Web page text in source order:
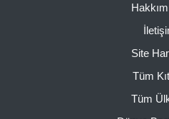
Site
Tüm
Tüm